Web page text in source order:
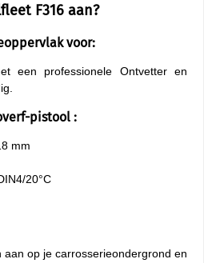
F316 aan?
voor:
een professionele Ontvetter en
pistool :
mm
20°C
aan op je carrosserieondergrond en